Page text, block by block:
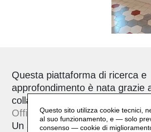
Questa piattaforma di ricerca e
approfondimento è nata grazie
collaborazione tra Daniela
Officinebit.ch.
Un archivio attivo, corale e
Questo sito utilizza cookie tecnici,
al suo funzionamento, e — solo
consenso — cookie di